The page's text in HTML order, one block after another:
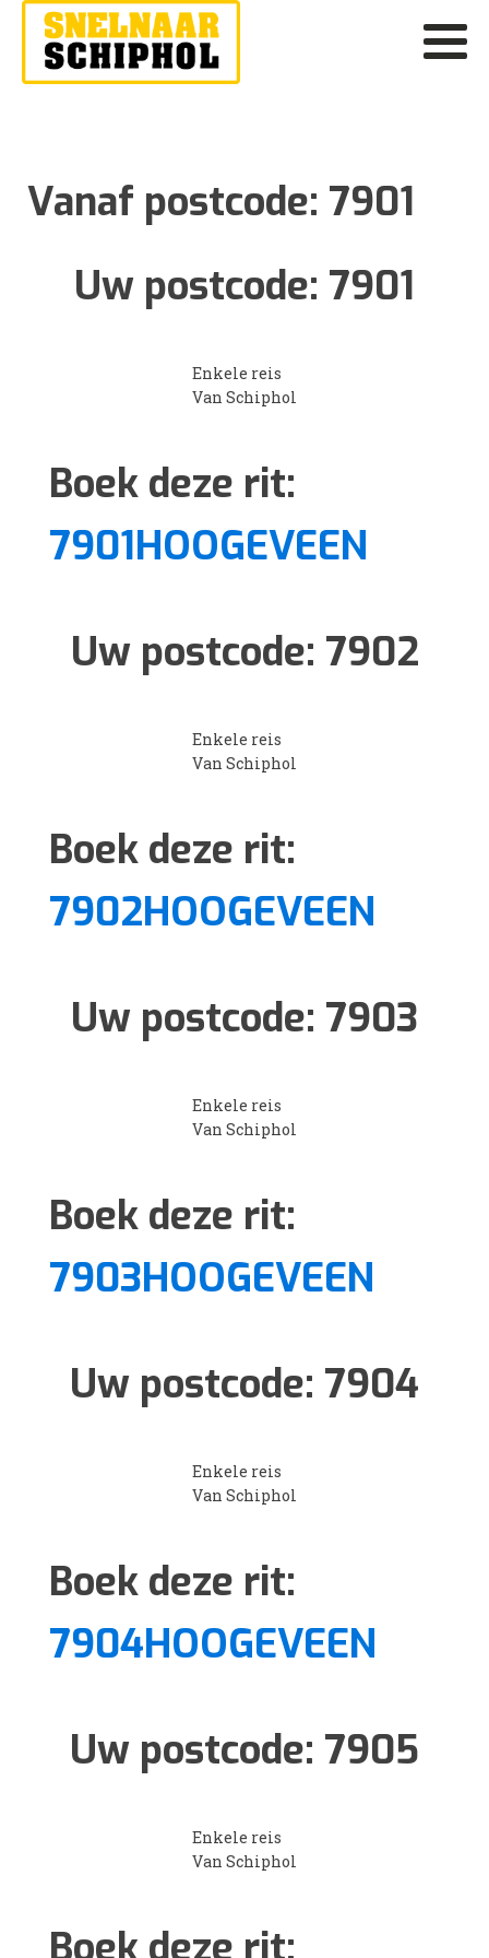
Vanaf postcode: 7901
Uw postcode: 7901
Enkele reis
Van Schiphol
Boek deze rit:
7901HOOGEVEEN
Uw postcode: 7902
Enkele reis
Van Schiphol
Boek deze rit:
7902HOOGEVEEN
Uw postcode: 7903
Enkele reis
Van Schiphol
Boek deze rit:
7903HOOGEVEEN
Uw postcode: 7904
Enkele reis
Van Schiphol
Boek deze rit:
7904HOOGEVEEN
Uw postcode: 7905
Enkele reis
Van Schiphol